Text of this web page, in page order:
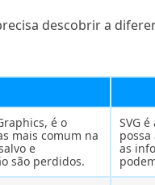
descobrir a
é o
mais comum na
e
são perdidos.
SVG
as